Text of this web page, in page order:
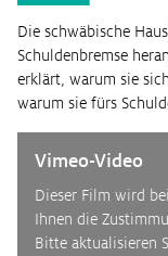
Die schwäbische
Schuldenbremse
erklärt, warum sie
warum sie fürs
Vimeo-Video
Dieser Film wird
Ihnen die
Bitte aktualisieren